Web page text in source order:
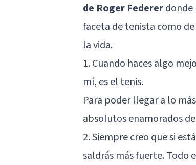
de Roger Federerdonde
faceta de tenista como
la vida.
1. Cuando haces algo
mí, es el tenis.
Para poder llegar a lo
absolutos enamorados
2. Siempre creo que si
saldrás más fuerte. Todo